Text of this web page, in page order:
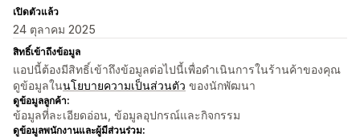
เปิดตัวแล้ว
24 ตุลาคม 2025
สิทธิ์เข้าถึงข้อมูล
แอปนี้ต้องมีสิทธิ์เข้าถึงข้อมูลต่อไปนี้เพื่อดำเนินการในร้านค้าของคุณ
ดูข้อมูลในนโยบายความเป็นส่วนตัว ของนักพัฒนา
ดูข้อมูลลูกค้า:
ข้อมูลที่ละเอียดอ่อน, ข้อมูลอุปกรณ์และกิจกรรม
ดูข้อมูลพนักงานและผู้มีส่วนร่วม: